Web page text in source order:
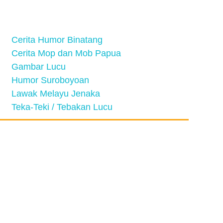
Cerita Humor Binatang
Cerita Mop dan Mob Papua
Gambar Lucu
Humor Suroboyoan
Lawak Melayu Jenaka
Teka-Teki / Tebakan Lucu